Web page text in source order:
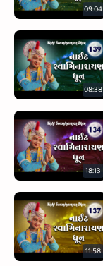
09:04
08:38
18:13
11:58